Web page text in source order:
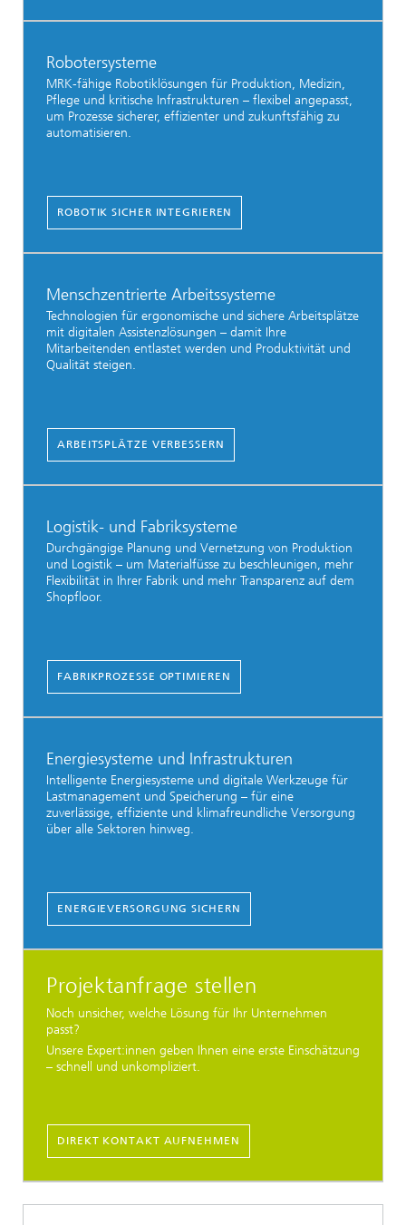
Robotersysteme
MRK-fähige Robotiklösungen für Produktion, Medizin,
Pflege und kritische Infrastrukturen – flexibel angepasst,
um Prozesse sicherer, effizienter und zukunftsfähig zu
automatisieren.
ROBOTIK SICHER INTEGRIEREN
Menschzentrierte Arbeitssysteme
Technologien für ergonomische und sichere Arbeitsplätze
mit digitalen Assistenzlösungen – damit Ihre
Mitarbeitenden entlastet werden und Produktivität und
Qualität steigen.
ARBEITSPLÄTZE VERBESSERN
Logistik- und Fabriksysteme
Durchgängige Planung und Vernetzung von Produktion
und Logistik – um Materialfüsse zu beschleunigen, mehr
Flexibilität in Ihrer Fabrik und mehr Transparenz auf dem
Shopfloor.
FABRIKPROZESSE OPTIMIEREN
Energiesysteme und Infrastrukturen
Intelligente Energiesysteme und digitale Werkzeuge für
Lastmanagement und Speicherung – für eine
zuverlässige, effiziente und klimafreundliche Versorgung
über alle Sektoren hinweg.
ENERGIEVERSORGUNG SICHERN
Projektanfrage stellen
Noch unsicher, welche Lösung für Ihr Unternehmen
passt?
Unsere Expert:innen geben Ihnen eine erste Einschätzung
– schnell und unkompliziert.
DIREKT KONTAKT AUFNEHMEN